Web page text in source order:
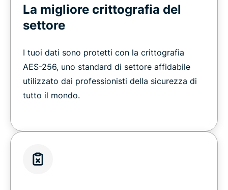
La migliore crittografia del
settore
I tuoi dati sono protetti con la crittografia
AES-256, uno standard di settore affidabile
utilizzato dai professionisti della sicurezza di
tutto il mondo.